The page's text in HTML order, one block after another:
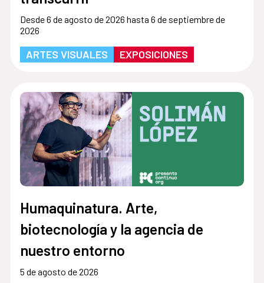
Desde 6 de agosto de 2026 hasta 6 de septiembre de
2026
ARTES VISUALES EXPOSICIONES
Humaquinatura. Arte,
biotecnología y la agencia de
nuestro entorno
5 de agosto de 2026